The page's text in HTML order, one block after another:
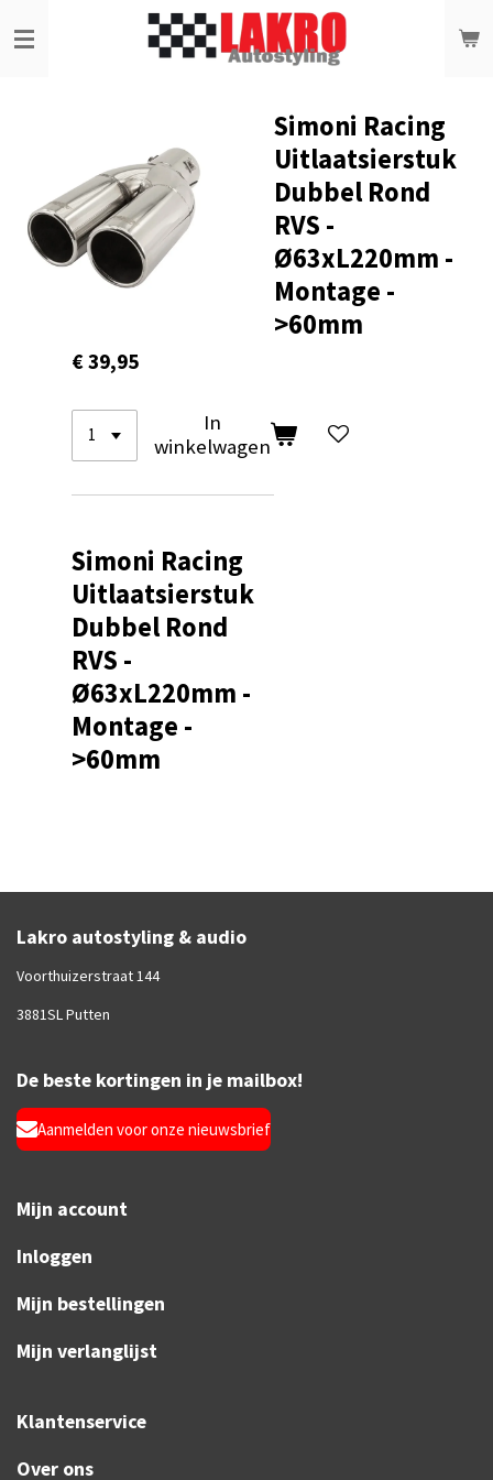
direct
Simoni Racing
Uitlaatsierstuk
Dubbel Rond
RVS -
Ø63xL220mm -
Montage -
>60mm
€ 39,95
In
winkelwagen
Simoni Racing
Uitlaatsierstuk
Dubbel Rond
RVS -
Ø63xL220mm -
Montage -
>60mm
Lakro autostyling & audio
Voorthuizerstraat 144
3881SL Putten
De beste kortingen in je mailbox!
Aanmelden voor onze nieuwsbrief
Mijn account
Inloggen
Mijn bestellingen
Mijn verlanglijst
Klantenservice
Over ons